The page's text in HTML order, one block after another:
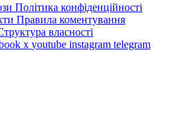
Політика конфіденційності
Правила коментування
власності
x youtube instagram telegram